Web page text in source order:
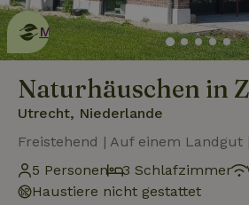
Naturhäuschen
Mehr erfahren
Naturhäuschen in
Utrecht, Niederlande
Freistehend | Auf einem Landgut
5 Personen
3 Schlafzimmer
Haustiere nicht gestattet